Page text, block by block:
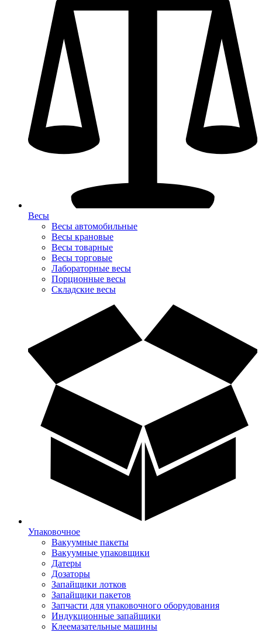
Весы
Весы автомобильные
Весы крановые
Весы товарные
Весы торговые
Лабораторные весы
Порционные весы
Складские весы
Упаковочное
Вакуумные пакеты
Вакуумные упаковщики
Датеры
Дозаторы
Запайщики лотков
Запайщики пакетов
Запчасти для упаковочного оборудования
Индукционные запайщики
Клеемазательные машины